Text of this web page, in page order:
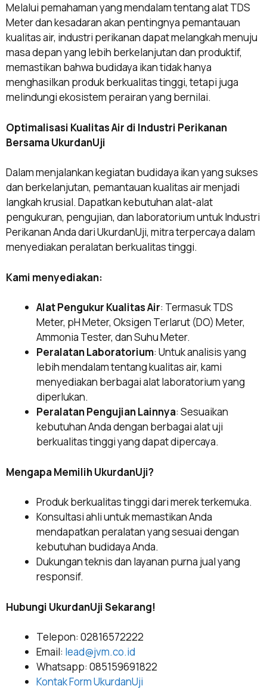
Melalui pemahaman yang mendalam tentang alat TDS
Meter dan kesadaran akan pentingnya pemantauan
kualitas air, industri perikanan dapat melangkah menuju
masa depan yang lebih berkelanjutan dan produktif,
memastikan bahwa budidaya ikan tidak hanya
menghasilkan produk berkualitas tinggi, tetapi juga
melindungi ekosistem perairan yang bernilai.
Optimalisasi Kualitas Air di Industri Perikanan
Bersama UkurdanUji
Dalam menjalankan kegiatan budidaya ikan yang sukses
dan berkelanjutan, pemantauan kualitas air menjadi
langkah krusial. Dapatkan kebutuhan alat-alat
pengukuran, pengujian, dan laboratorium untuk Industri
Perikanan Anda dari UkurdanUji, mitra terpercaya dalam
menyediakan peralatan berkualitas tinggi.
Kami menyediakan:
Alat Pengukur Kualitas Air: Termasuk TDS
Meter, pH Meter, Oksigen Terlarut (DO) Meter,
Ammonia Tester, dan Suhu Meter.
Peralatan Laboratorium: Untuk analisis yang
lebih mendalam tentang kualitas air, kami
menyediakan berbagai alat laboratorium yang
diperlukan.
Peralatan Pengujian Lainnya: Sesuaikan
kebutuhan Anda dengan berbagai alat uji
berkualitas tinggi yang dapat dipercaya.
Mengapa Memilih UkurdanUji?
Produk berkualitas tinggi dari merek terkemuka.
Konsultasi ahli untuk memastikan Anda
mendapatkan peralatan yang sesuai dengan
kebutuhan budidaya Anda.
Dukungan teknis dan layanan purna jual yang
responsif.
Hubungi UkurdanUji Sekarang!
Telepon: 02816572222
Email: lead@jvm.co.id
Whatsapp: 085159691822
Kontak Form UkurdanUji